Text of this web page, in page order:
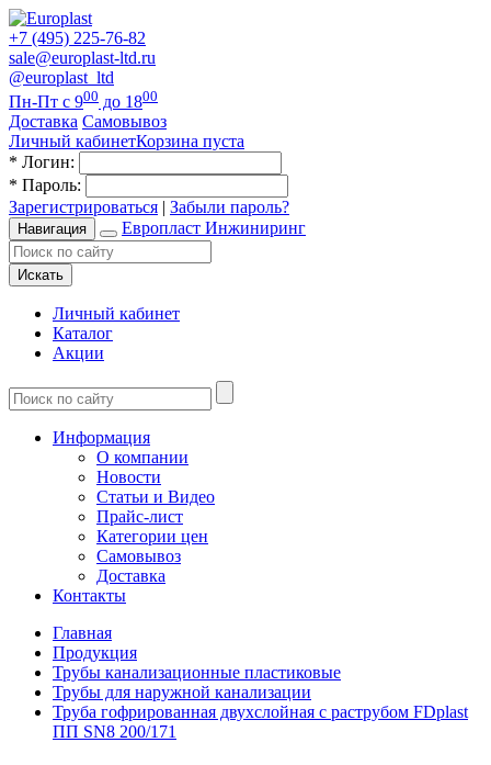
+7 (495) 225-76-82
sale@europlast-ltd.ru
@europlast_ltd
Пн-Пт с 900 до 1800
Доставка Самовывоз
Личный кабинетКорзина пуста
* Логин:
* Пароль:
Зарегистрироваться | Забыли пароль?
Навигация Европласт Инжиниринг
Искать
Личный кабинет
Каталог
Акции
Информация
О компании
Новости
Статьи и Видео
Прайс-лист
Категории цен
Самовывоз
Доставка
Контакты
Главная
Продукция
Трубы канализационные пластиковые
Трубы для наружной канализации
Труба гофрированная двухслойная с раструбом FDplast
ПП SN8 200/171